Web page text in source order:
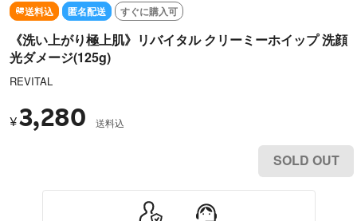
送料込 匿名配送 すぐに購入可
《洗い上がり極上肌》リバイタル クリーミーホイップ 洗顔
光ダメージ(125g)
REVITAL
¥3,280 送料込
SOLD OUT